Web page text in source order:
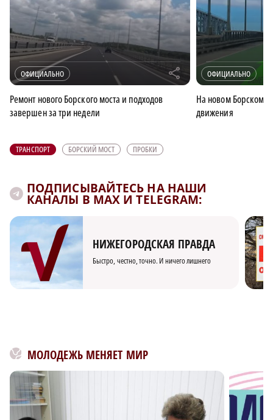
ОФИЦИАЛЬНО r
Ремонт нового Борского моста и подходов
завершен за три недели
ОФИЦИАЛЬНО
На новом Борском
движения
ТРАНСПОРТ БОРСКИЙ МОСТ ПРОБКИ
ПОДПИСЫВАЙТЕСЬ НА НАШИ
КАНАЛЫ В MAX И TELEGRAM:
НИЖЕГОРОДСКАЯ ПРАВДА
Быстро, честно, точно. И ничего лишнего
МОЛОДЕЖЬ МЕНЯЕТ МИР